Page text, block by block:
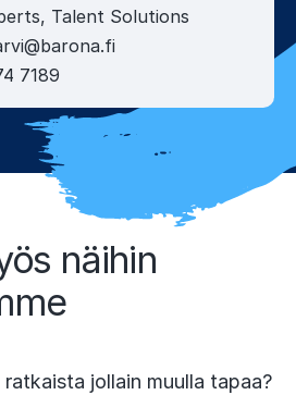
Talent Solutions
7189
näihin
jollain muulla tapaa?